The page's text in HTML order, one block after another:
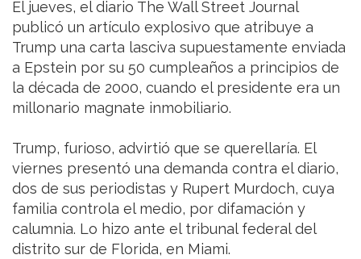
El jueves, el diario The Wall Street Journal
publicó un artículo explosivo que atribuye a
Trump una carta lasciva supuestamente enviada
a Epstein por su 50 cumpleaños a principios de
la década de 2000, cuando el presidente era un
millonario magnate inmobiliario.
Trump, furioso, advirtió que se querellaría. El
viernes presentó una demanda contra el diario,
dos de sus periodistas y Rupert Murdoch, cuya
familia controla el medio, por difamación y
calumnia. Lo hizo ante el tribunal federal del
distrito sur de Florida, en Miami.